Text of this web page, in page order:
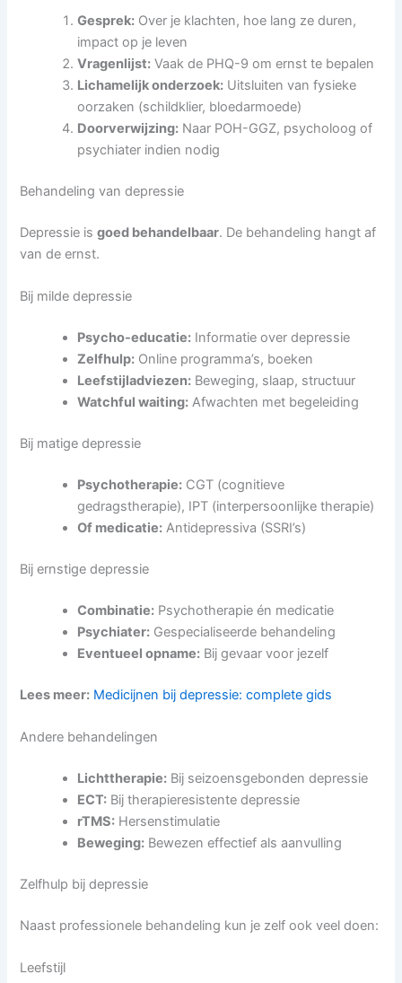
Gesprek: Over je klachten, hoe lang ze duren,
impact op je leven
Vragenlijst: Vaak de PHQ-9 om ernst te bepalen
Lichamelijk onderzoek: Uitsluiten van fysieke
oorzaken (schildklier, bloedarmoede)
Doorverwijzing: Naar POH-GGZ, psycholoog of
psychiater indien nodig
Behandeling van depressie
Depressie isgoed behandelbaar. De behandeling hangt af
van de ernst.
Bij milde depressie
Psycho-educatie: Informatie over depressie
Zelfhulp: Online programma’s, boeken
Leefstijladviezen: Beweging, slaap, structuur
Watchful waiting: Afwachten met begeleiding
Bij matige depressie
Psychotherapie: CGT (cognitieve
gedragstherapie), IPT (interpersoonlijke therapie)
Of medicatie: Antidepressiva (SSRI’s)
Bij ernstige depressie
Combinatie: Psychotherapie én medicatie
Psychiater: Gespecialiseerde behandeling
Eventueel opname: Bij gevaar voor jezelf
Lees meer: Medicijnen bij depressie: complete gids
Andere behandelingen
Lichttherapie: Bij seizoensgebonden depressie
ECT: Bij therapieresistente depressie
rTMS: Hersenstimulatie
Beweging: Bewezen effectief als aanvulling
Zelfhulp bij depressie
Naast professionele behandeling kun je zelf ook veel doen:
Leefstijl